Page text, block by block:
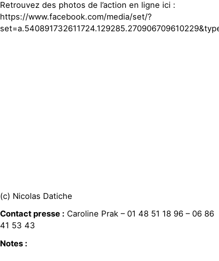
Retrouvez des photos de l’action en ligne ici :
https://www.facebook.com/media/set/?
(c) Nicolas Datiche
Contact presse : Caroline Prak – 01 48 51 18 96 – 06 86
41 53 43
Notes :